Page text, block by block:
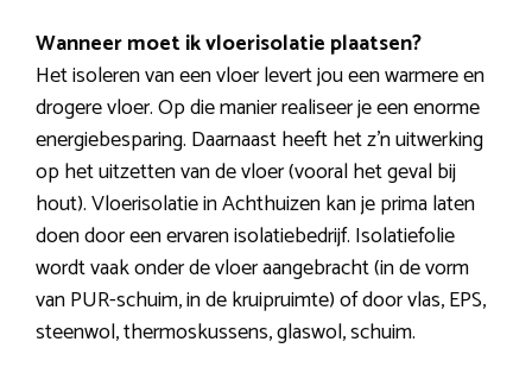
Wanneer moet ik vloerisolatie plaatsen?
Het isoleren van een vloer levert jou een warmere en
drogere vloer. Op die manier realiseer je een enorme
energiebesparing. Daarnaast heeft het z’n uitwerking
op het uitzetten van de vloer (vooral het geval bij
hout). Vloerisolatie in Achthuizen kan je prima laten
doen door een ervaren isolatiebedrijf. Isolatiefolie
wordt vaak onder de vloer aangebracht (in de vorm
van PUR-schuim, in de kruipruimte) of door vlas, EPS,
steenwol, thermoskussens, glaswol, schuim.